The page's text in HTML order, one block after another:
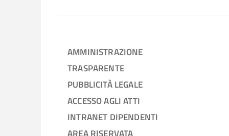
AMMINISTRAZIONE
TRASPARENTE
PUBBLICITÀ LEGALE
ACCESSO AGLI ATTI
INTRANET DIPENDENTI
AREA RISERVATA